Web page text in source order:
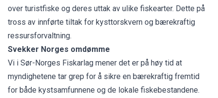
over turistfiske og deres uttak av ulike fiskearter. Dette på
tross av innførte tiltak for kysttorskvern og bærekraftig
ressursforvaltning.
Svekker Norges omdømme
Vi i Sør-Norges Fiskarlag mener det er på høy tid at
myndighetene tar grep for å sikre en bærekraftig fremtid
for både kystsamfunnene og de lokale fiskebestandene.